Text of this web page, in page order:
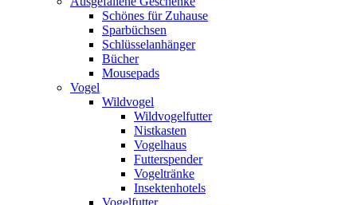
Schönes für Zuhause
Sparbüchsen
Schlüsselanhänger
Bücher
Mousepads
Vogel
Wildvogel
Wildvogelfutter
Nistkasten
Vogelhaus
Futterspender
Vogeltränke
Insektenhotels
Vogelfutter